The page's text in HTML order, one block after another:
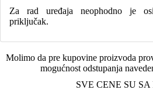
Za rad uređaja neophodno je
priključak.
Molimo da pre kupovine proizvoda
mogućnost odstupanja
SVE CENE SU SA